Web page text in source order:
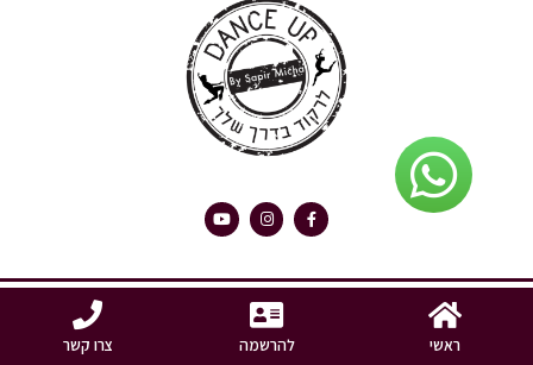
ראשי להרשמה צרו קשר
האתר עוצב ונבנה ע"י eliranyaakov